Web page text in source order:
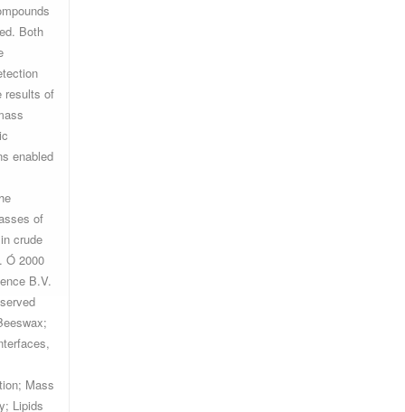
Both,
results of
enabled
of
crude
Ó 2000
B.V.
Mass
Lipids